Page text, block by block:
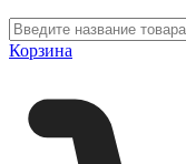
Корзина